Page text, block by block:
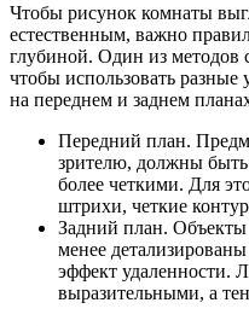
Чтобы рисунок комнаты
естественным, важно
глубиной. Один из методов
чтобы использовать разные
на переднем и заднем
Передний план.
зрителю, должны
более четкими. Для
штрихи, четкие
Задний план.
менее
эффект удаленности.
выразительными, а